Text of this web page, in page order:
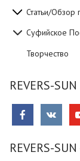
Статьи/Обзор
Суфийское
Творчество
REVERS-
REVERS-